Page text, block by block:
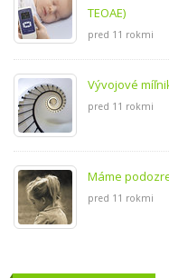
TEOAE)
pred 11 rokmi
Vývojové
pred 11 rokmi
Máme
pred 11 rokmi